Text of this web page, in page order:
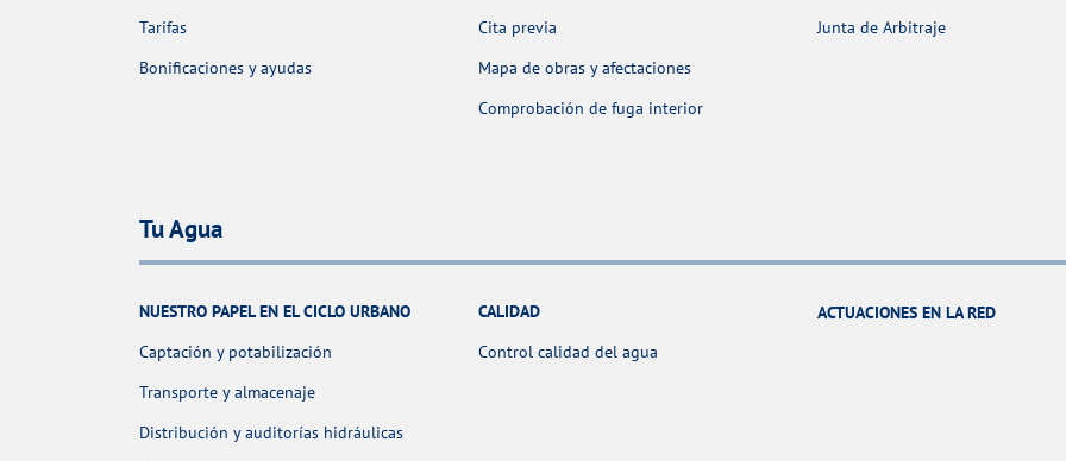
Tarifas
Bonificaciones y ayudas
Cita previa
Mapa de obras y afectaciones
Comprobación de fuga interior
Junta de Arbitraje
Tu Agua
NUESTRO PAPEL EN EL CICLO URBANO
Captación y potabilización
Transporte y almacenaje
Distribución y auditorías hidráulicas
CALIDAD
Control calidad del agua
ACTUACIONES EN LA RED